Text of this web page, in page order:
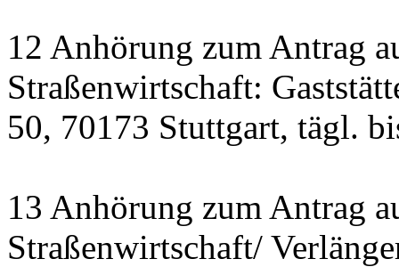
12 Anhörung zum Antrag
Straßenwirtschaft:
50, 70173 Stuttgart, tägl.
13 Anhörung zum Antrag
Straßenwirtschaft/